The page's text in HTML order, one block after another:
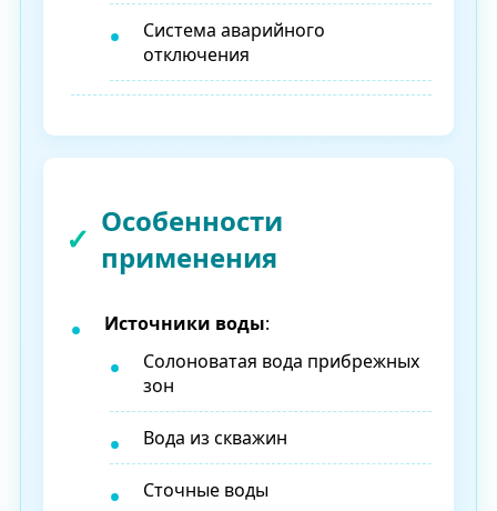
Система аварийного
отключения
Особенности
применения
Источники воды:
Солоноватая вода прибрежных
зон
Вода из скважин
Сточные воды